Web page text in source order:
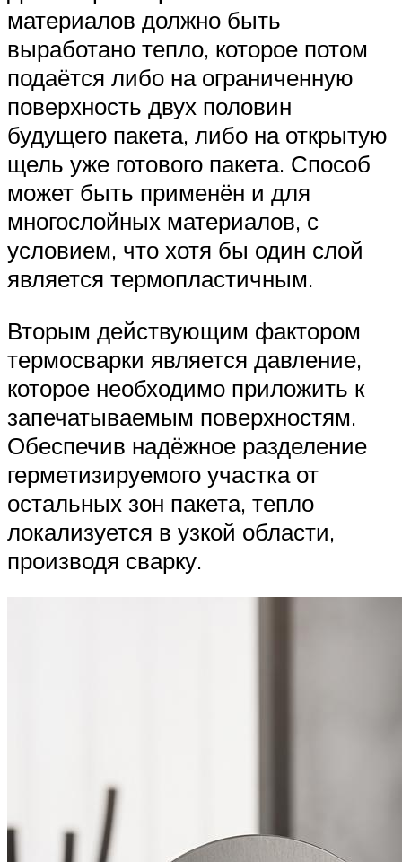
материалов должно быть
выработано тепло, которое потом
подаётся либо на ограниченную
поверхность двух половин
будущего пакета, либо на открытую
щель уже готового пакета. Способ
может быть применён и для
многослойных материалов, с
условием, что хотя бы один слой
является термопластичным.
Вторым действующим фактором
термосварки является давление,
которое необходимо приложить к
запечатываемым поверхностям.
Обеспечив надёжное разделение
герметизируемого участка от
остальных зон пакета, тепло
локализуется в узкой области,
производя сварку.